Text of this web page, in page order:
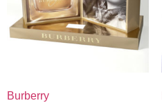
Burberry